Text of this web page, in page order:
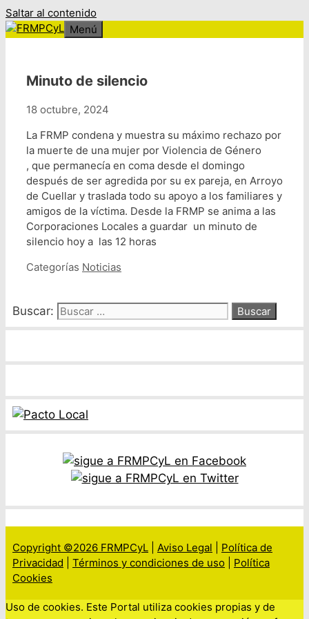
Saltar al contenido
Menú
Minuto de silencio
18 octubre, 2024
La FRMP condena y muestra su máximo rechazo por
la muerte de una mujer por Violencia de Género
, que permanecía en coma desde el domingo
después de ser agredida por su ex pareja, en Arroyo
de Cuellar y traslada todo su apoyo a los familiares y
amigos de la víctima. Desde la FRMP se anima a las
Corporaciones Locales a guardar un minuto de
silencio hoy a las 12 horas
Categorías Noticias
Buscar:
Copyright ©2026 FRMPCyL Aviso Legal
Política de
Privacidad
Términos y condiciones de uso
Política
Cookies
Uso de cookies. Este Portal utiliza cookies propias y de